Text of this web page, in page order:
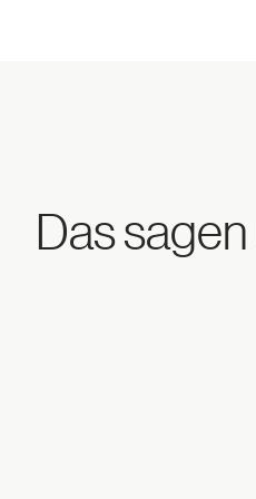
Das sagen